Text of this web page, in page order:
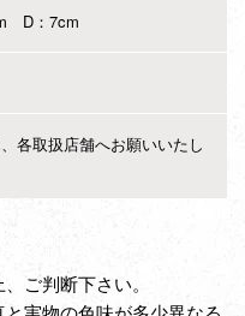
D：7cm
各取扱店舗へお願いいたし
ご判断下さい。